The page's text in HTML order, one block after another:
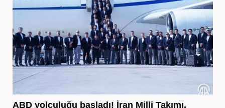
ABD yolculuğu başladı! İran Milli Takımı,